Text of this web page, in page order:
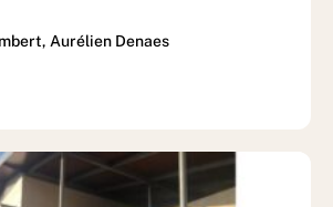
Par Corentin Gombert, Aurélien Denaes